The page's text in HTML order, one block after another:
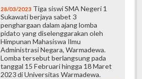
28/03/2023 Tiga siswi SMA Negeri 1
Sukawati berjaya sabet 3
penghargaan dalam ajang lomba
pidato yang diselenggarakan oleh
Himpunan Mahasiswa Ilmu
Administrasi Negara, Warmadewa.
Lomba tersebut berlangsung pada
tanggal 15 Februari hingga 18 Maret
2023 di Universitas Warmadewa.